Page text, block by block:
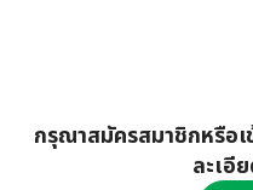
กรุณาสมัครสมาชิกหรือเ
ละเอี